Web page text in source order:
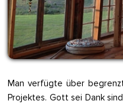
Man verfügte über
Projektes. Gott sei Dank